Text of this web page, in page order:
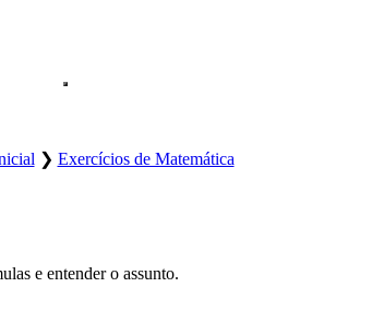
❯ Exercícios de Matemática
e entender o assunto.